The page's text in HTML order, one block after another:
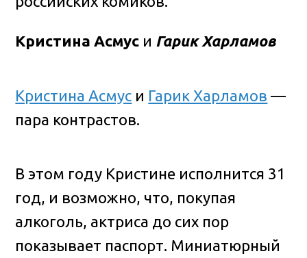
Кристина Асмус и Гарик Харламов
Кристина Асмус и Гарик Харламов —
пара контрастов.
В этом году Кристине исполнится 31
год, и возможно, что, покупая
алкоголь, актриса до сих пор
показывает паспорт. Миниатюрный